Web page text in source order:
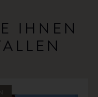
IHNEN